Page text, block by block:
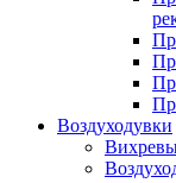
Воздуходувки